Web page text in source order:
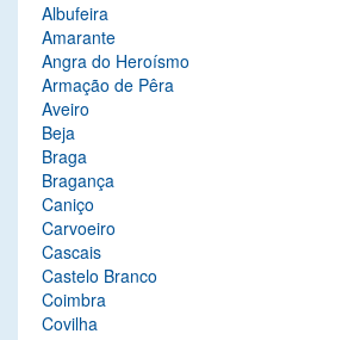
Albufeira
Amarante
Angra do Heroísmo
Armação de Pêra
Aveiro
Beja
Braga
Bragança
Caniço
Carvoeiro
Cascais
Castelo Branco
Coimbra
Covilha